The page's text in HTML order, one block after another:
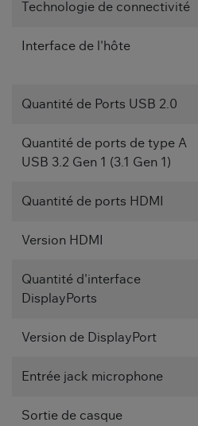
Technologie de connectivité
Interface de l'hôte
Quantité de Ports USB 2.0
Quantité de ports de type A
USB 3.2 Gen 1 (3.1 Gen 1)
Quantité de ports HDMI
Version HDMI
Quantité d'interface
DisplayPorts
Version de DisplayPort
Entrée jack microphone
Sortie de casque